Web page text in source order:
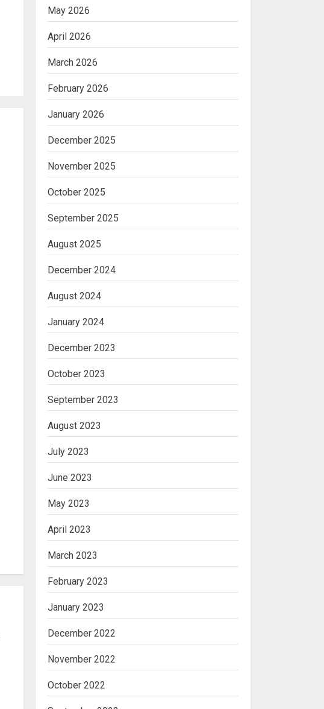
May 2026
April 2026
March 2026
February 2026
January 2026
December 2025
November 2025
October 2025
September 2025
August 2025
December 2024
August 2024
January 2024
December 2023
October 2023
September 2023
August 2023
July 2023
June 2023
May 2023
April 2023
March 2023
February 2023
January 2023
December 2022
November 2022
October 2022